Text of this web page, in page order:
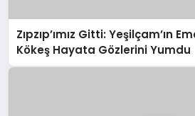
Zıpzıp’ımız Gitti: Yeşilçam’ın
Kökeş Hayata Gözlerini Yumdu